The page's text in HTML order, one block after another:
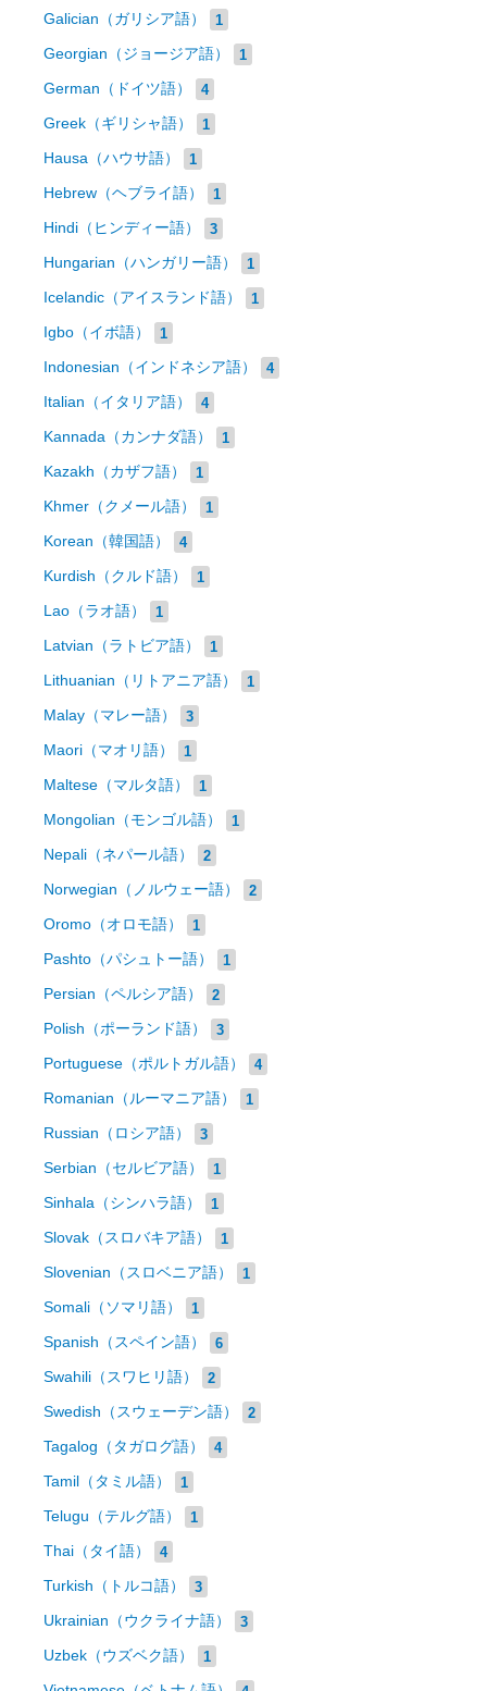
Galician（ガリシア語） 1
Georgian（ジョージア語） 1
German（ドイツ語） 4
Greek（ギリシャ語） 1
Hausa（ハウサ語） 1
Hebrew（ヘブライ語） 1
Hindi（ヒンディー語） 3
Hungarian（ハンガリー語） 1
Icelandic（アイスランド語） 1
Igbo（イボ語） 1
Indonesian（インドネシア語） 4
Italian（イタリア語） 4
Kannada（カンナダ語） 1
Kazakh（カザフ語） 1
Khmer（クメール語） 1
Korean（韓国語） 4
Kurdish（クルド語） 1
Lao（ラオ語） 1
Latvian（ラトビア語） 1
Lithuanian（リトアニア語） 1
Malay（マレー語） 3
Maori（マオリ語） 1
Maltese（マルタ語） 1
Mongolian（モンゴル語） 1
Nepali（ネパール語） 2
Norwegian（ノルウェー語） 2
Oromo（オロモ語） 1
Pashto（パシュトー語） 1
Persian（ペルシア語） 2
Polish（ポーランド語） 3
Portuguese（ポルトガル語） 4
Romanian（ルーマニア語） 1
Russian（ロシア語） 3
Serbian（セルビア語） 1
Sinhala（シンハラ語） 1
Slovak（スロバキア語） 1
Slovenian（スロベニア語） 1
Somali（ソマリ語） 1
Spanish（スペイン語） 6
Swahili（スワヒリ語） 2
Swedish（スウェーデン語） 2
Tagalog（タガログ語） 4
Tamil（タミル語） 1
Telugu（テルグ語） 1
Thai（タイ語） 4
Turkish（トルコ語） 3
Ukrainian（ウクライナ語） 3
Uzbek（ウズベク語） 1